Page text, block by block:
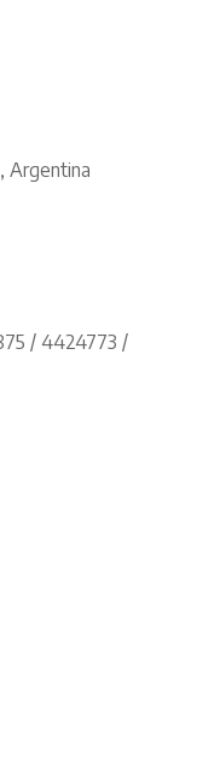
Argentina
/ 4424773 /